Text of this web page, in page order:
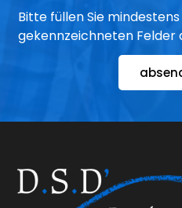
Bitte füllen Sie
gekennzeichneten Felder